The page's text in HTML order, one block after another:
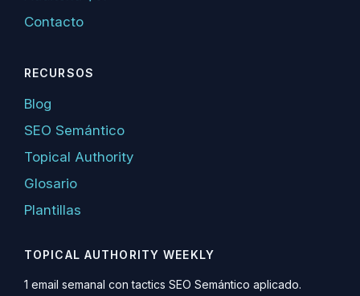
Contacto
RECURSOS
Blog
SEO Semántico
Topical Authority
Glosario
Plantillas
TOPICAL AUTHORITY WEEKLY
1 email semanal con tactics SEO Semántico aplicado.